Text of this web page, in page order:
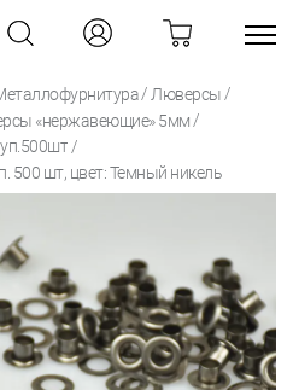
/ Люверсы /
«нержавеющие» 5мм /
/
шт, цвет: Темный никель